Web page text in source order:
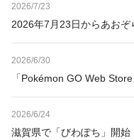
2026/7/23
2026年7月23日からあお
2026/6/30
「Pokémon GO Web
2026/6/24
滋賀県で「びわぽち」開